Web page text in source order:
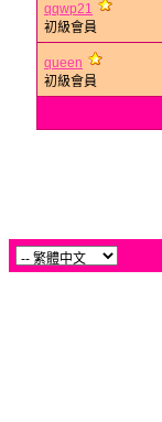
qqwp21
初級會員
queen
初級會員